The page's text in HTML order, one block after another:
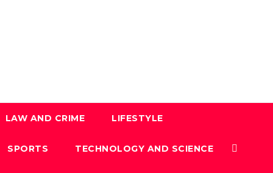
LAW AND CRIME LIFESTYLE
SPORTS TECHNOLOGY AND SCIENCE